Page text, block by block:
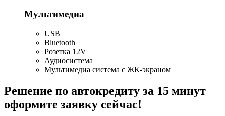
Мультимедиа
USB
Bluetooth
Розетка 12V
Аудиосистема
Мультимедиа система с ЖК-экраном
Решение по автокредиту за 15 минут
оформите заявку сейчас!